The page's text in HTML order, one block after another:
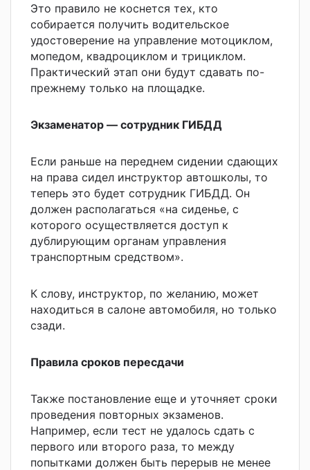
Это правило не коснется тех, кто
собирается получить водительское
удостоверение на управление мотоциклом,
мопедом, квадроциклом и трициклом.
Практический этап они будут сдавать по-
прежнему только на площадке.
Экзаменатор — сотрудник ГИБДД
Если раньше на переднем сидении сдающих
на права сидел инструктор автошколы, то
теперь это будет сотрудник ГИБДД. Он
должен располагаться «на сиденье, с
которого осуществляется доступ к
дублирующим органам управления
транспортным средством».
К слову, инструктор, по желанию, может
находиться в салоне автомобиля, но только
сзади.
Правила сроков пересдачи
Также постановление еще и уточняет сроки
проведения повторных экзаменов.
Например, если тест не удалось сдать с
первого или второго раза, то между
попытками должен быть перерыв не менее